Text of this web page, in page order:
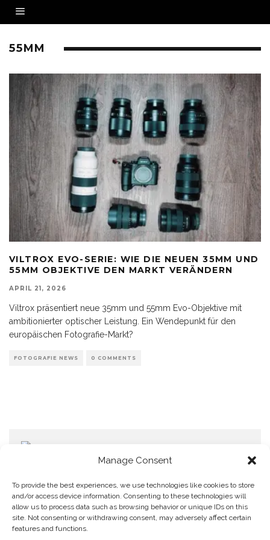
Manage Consent
To provide the best experiences, we use technologies like cookies to store
and/or access device information. Consenting to these technologies will
allow us to process data such as browsing behavior or unique IDs on this
site. Not consenting or withdrawing consent, may adversely affect certain
features and functions.
55MM
VILTROX EVO-SERIE: WIE DIE NEUEN 35MM UND
55MM OBJEKTIVE DEN MARKT VERÄNDERN
APRIL 21, 2026
Viltrox präsentiert neue 35mm und 55mm Evo-Objektive mit
ambitionierter optischer Leistung. Ein Wendepunkt für den
europäischen Fotografie-Markt?
FOTOGRAFIE NEWS 0 COMMENTS
Home
Datenschutzerklärung
Impressum
Cookie Policy (EU)